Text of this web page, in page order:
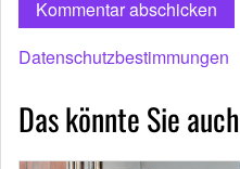
Datenschutzbestimmungen
Das könnte Sie